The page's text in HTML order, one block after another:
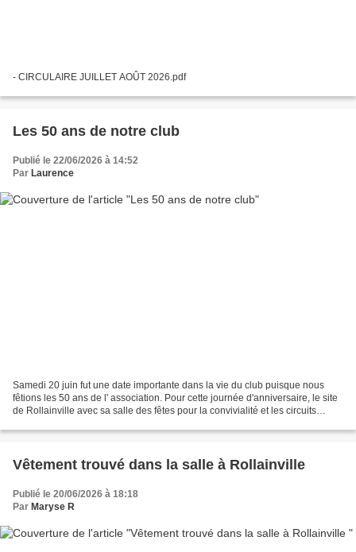
- CIRCULAIRE JUILLET AOÛT 2026.pdf
Les 50 ans de notre club
Publié le 22/06/2026 à 14:52
Par Laurence
Samedi 20 juin fut une date importante dans la vie du club puisque nous
fêtions les 50 ans de l' association. Pour cette journée d'anniversaire, le site
de Rollainville avec sa salle des fêtes pour la convivialité et les circuits
Vêtement trouvé dans la salle à Rollainville
Publié le 20/06/2026 à 18:18
Par Maryse R